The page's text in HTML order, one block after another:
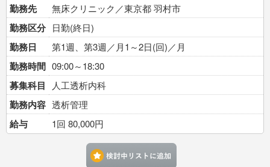
勤務先
無床クリニック／東京都 羽村市
勤務区分 日勤(終日)
勤務日 第1週、第3週／月1～2日(回)／月
勤務時間 09:00～18:30
募集科目 人工透析内科
勤務内容 透析管理
給与 1回 80,000円